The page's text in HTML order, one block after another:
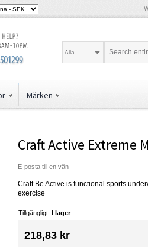
Alla
Märken
Craft Active Extreme
E-posta till en vän
Craft Be Active is functional sports
exercise
Tillgängligt: I lager
218,83 kr